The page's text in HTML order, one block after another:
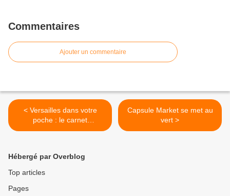
Commentaires
Ajouter un commentaire
< Versailles dans votre
poche : le carnet
d’adresses d’Erika
Capsule Market se met au
vert >
Hébergé par Overblog
Top articles
Pages